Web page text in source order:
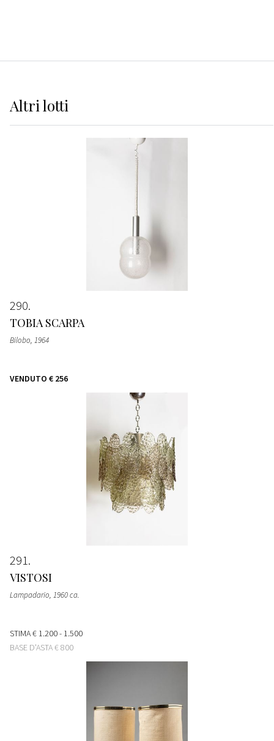
Altrilotti
290
TOBIA SCARPA
Bilobo, 1964
VENDUTO € 256
291
VISTOSI
Lampadario, 1960 ca.
STIMA€ 1.200 - 1.500
BASE D'ASTA€ 800